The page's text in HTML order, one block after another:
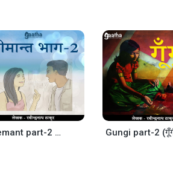
Seemant part-2 (सीमान्त भाग -2)